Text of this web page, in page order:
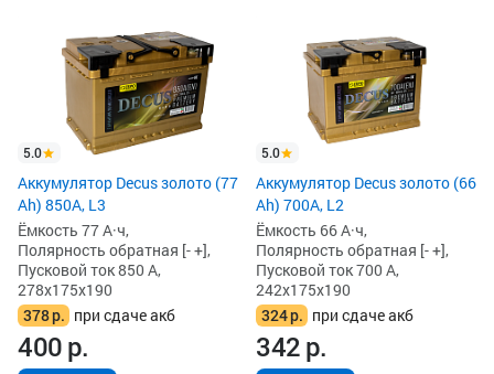
5.0
Аккумулятор Decus золото (77
Ah) 850А, L3
Ёмкость 77 А·ч,
Полярность обратная [- +],
Пусковой ток 850 А,
278x175x190
378р. при сдаче акб
400р.
5.0
Аккумулятор Decus золото (66
Ah) 700A, L2
Ёмкость 66 А·ч,
Полярность обратная [- +],
Пусковой ток 700 А,
242x175x190
324р. при сдаче акб
342р.